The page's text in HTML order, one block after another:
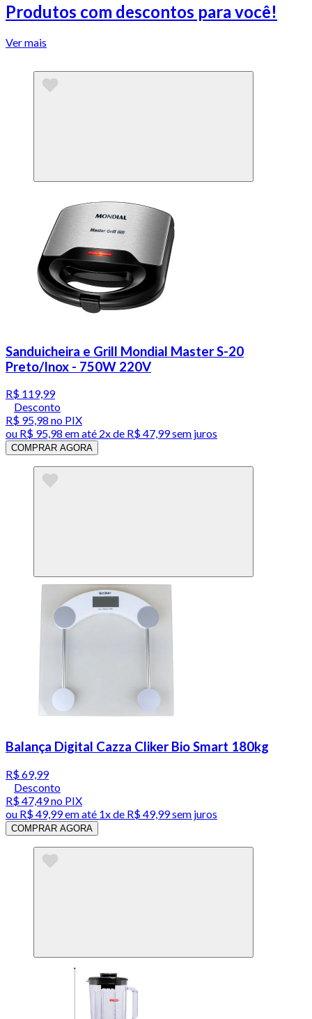
Produtos com descontos para você!
Ver mais
Sanduicheira e Grill Mondial Master S-20
Preto/Inox - 750W 220V
R$ 119,99
Desconto
R$ 95,98 no PIX
ou R$ 95,98 em até 2x de R$ 47,99 sem juros
COMPRAR AGORA
Balança Digital Cazza Cliker Bio Smart 180kg
R$ 69,99
Desconto
R$ 47,49no PIX
ou R$ 49,99em até 1x de R$ 49,99sem juros
COMPRAR AGORA